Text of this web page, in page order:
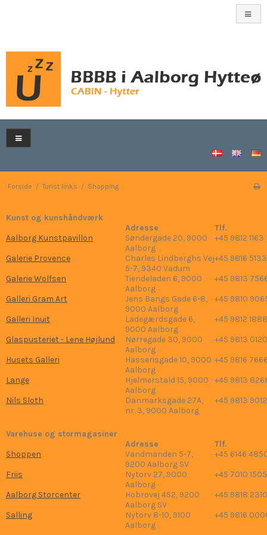
Forside / Turist links / Shopping
Kunst og kunshåndværk
Adresse
Tlf.
Aalborg Kunstpavillon
Søndergade 20, 9000
Aalborg
+45 9812 1163
Galerie Provence
Charles Lindberghs Vej
5-7, 9340 Vadum
+45 9816 5133
Galerie Wolfsen
Tiendeladen 6, 9000
Aalborg
+45 9813
Galleri Gram Art
Jens Bangs Gade 6-8,
9000 Aalborg
+45 9810
Galleri Inuit
Ladegærdsgade 6,
9000 Aalborg
+45 9812 1888
Glaspusteriet - Lene Højlund
Nørregade 30, 9000
Aalborg
+45 9813 0120
Husets Galleri
Hasserisgade 10, 9000
Aalborg
+45 9816
Lange
Hjelmerstald 15, 9000
Aalborg
+45 9813
Nils Sloth
Danmarksgade 27A,
nr. 3, 9000 Aalborg
+45 9813 9012
Varehuse og stormagasiner
Adresse
Tlf.
Shoppen
Vandmanden 5-7,
9200 Aalborg SV
+45 6146
Friis
Nytorv 27, 9000
Aalborg
+45 7010 1505
Aalborg Storcenter
Hobrovej 452, 9200
Aalborg SV
+45 9818 2310
Salling
Nytorv 8-10, 9100
Aalborg
+45 9816